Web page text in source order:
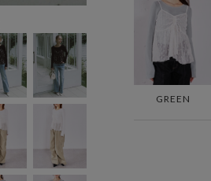
GREEN